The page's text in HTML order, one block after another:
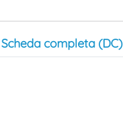
Scheda completa (DC)